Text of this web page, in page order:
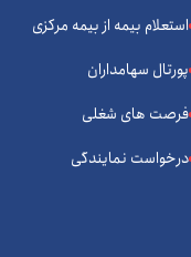
استعلام بیمه از بیمه مرکزی
پورتال سهامداران
فرصت های شغلی
درخواست نمایندگی